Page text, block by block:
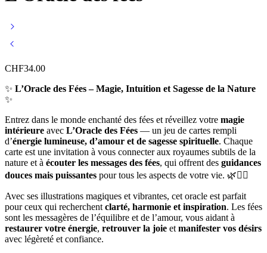
CHF34.00
✨ L’Oracle des Fées – Magie, Intuition et Sagesse de la Nature
✨
Entrez dans le monde enchanté des fées et réveillez votre magie
intérieure avec L’Oracle des Fées — un jeu de cartes rempli
d’énergie lumineuse, d’amour et de sagesse spirituelle. Chaque
carte est une invitation à vous connecter aux royaumes subtils de la
nature et à écouter les messages des fées, qui offrent des guidances
douces mais puissantes pour tous les aspects de votre vie. 🌿🧚‍♀️
Avec ses illustrations magiques et vibrantes, cet oracle est parfait
pour ceux qui recherchent clarté, harmonie et inspiration. Les fées
sont les messagères de l’équilibre et de l’amour, vous aidant à
restaurer votre énergie, retrouver la joie et manifester vos désirs
avec légèreté et confiance.